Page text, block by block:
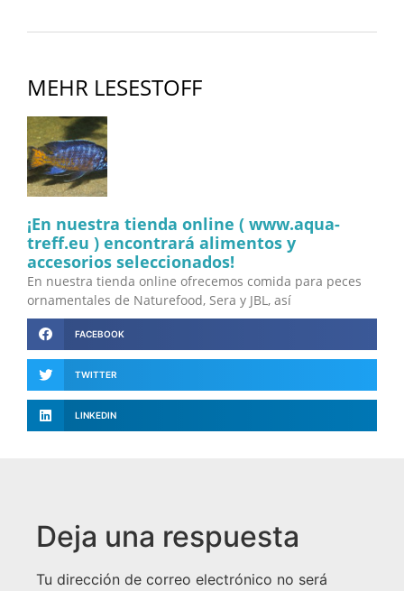
FACEBOOK
TWITTER
LINKEDIN
MEHR LESESTOFF
¡En nuestra tienda online ( www.aqua-
treff.eu ) encontrará alimentos y
accesorios seleccionados!
En nuestra tienda online ofrecemos comida para peces
ornamentales de Naturefood, Sera y JBL, así
Deja una respuesta
Tu dirección de correo electrónico no será